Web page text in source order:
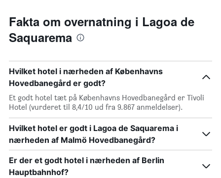
Fakta om overnatning i Lagoa de
Saquarema
Hvilket hotel i nærheden af Københavns
Hovedbanegård er godt?
Et godt hotel tæt på Københavns Hovedbanegård er Tivoli
Hotel (vurderet til 8,4/10 ud fra 9.867 anmeldelser).
Hvilket hotel er godt i Lagoa de Saquarema i
nærheden af Malmö Hovedbanegård?
Er der et godt hotel i nærheden af Berlin
Hauptbahnhof?